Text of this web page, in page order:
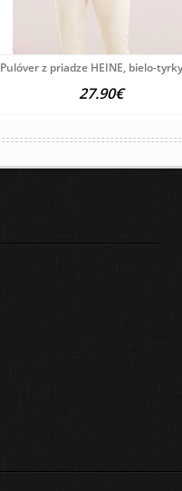
Pulóver z priadze HEINE, bielo-
27.90€